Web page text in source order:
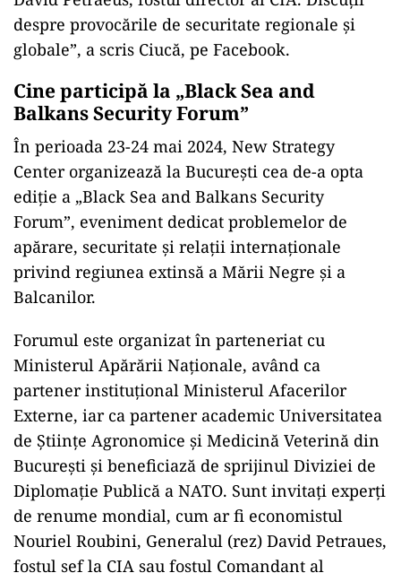
“Am avut onoarea să îl primesc, astăzi, la
Senatul României, pe Generalul în rezervă
David Petraeus, fostul director al CIA. Discuții
despre provocările de securitate regionale și
Cine participă la „Black Sea and
Balkans Security Forum”
În perioada 23-24 mai 2024, New Strategy
Center organizează la București cea de-a opta
ediție a „Black Sea and Balkans Security
Forum”, eveniment dedicat problemelor de
apărare, securitate și relații internaționale
privind regiunea extinsă a Mării Negre și a
Balcanilor.